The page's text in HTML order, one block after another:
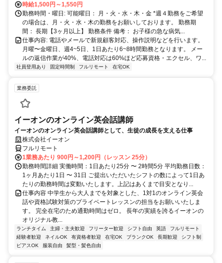
時給1,500円～1,550円
勤務時間・曜日: 可能曜日： 月・火・水・木・金 *週４勤務をご希望
の場合は、月・火・水・木の勤務をお願いしております。 勤務期
間： 長期【3ヶ月以上】 勤務条件 備考： お子様の急な病気...
仕事内容: 電話やメールで新規顧客対応、操作説明などを行います。
月曜〜金曜日、週4~5日、1日あたり6~8時間勤務となります。 メー
ルの返信作業が40%、電話対応は60%ほど応募資格・エクセル、ワ...
社員登用あり 固定時間制 フルリモート 在宅OK
業務委託
イーオンのオンライン英会話講師
イーオンのオンライン英会話講師として、生徒の成長を支える仕事
株式会社イーオン
フルリモート
1業務あたり 900円～1,200円（レッスン 25分）
勤務時間詳細 実働時間：1日あたり25分 〜 2時間5分 平均勤務日数：
1ヶ月あたり1日 〜 31日 ご提出いただいたシフトの数によって1日あ
たりの勤務時間は変動いたします。上記はあくまで目安となり...
仕事内容 中学生から大人までを対象とした、1対1のオンライン英会
話や資格試験対策のプライベートレッスンの担当をお願いいたしま
す。 完全在宅のため通勤時間はゼロ。 長年の実績を誇るイーオンの
オリジナル教...
ランチタイム 主婦・主夫歓迎 フリーター歓迎 シフト自由 英語
フルリモート
経験者歓迎
ネイルOK 有資格者歓迎 在宅OK ブランクOK 長期歓迎
シフト制
ピアスOK
服装自由 髪型・髪色自由